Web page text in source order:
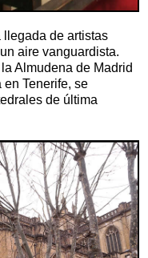
llegada de artistas
aire vanguardista.
Almudena de Madrid
Tenerife, se
de última